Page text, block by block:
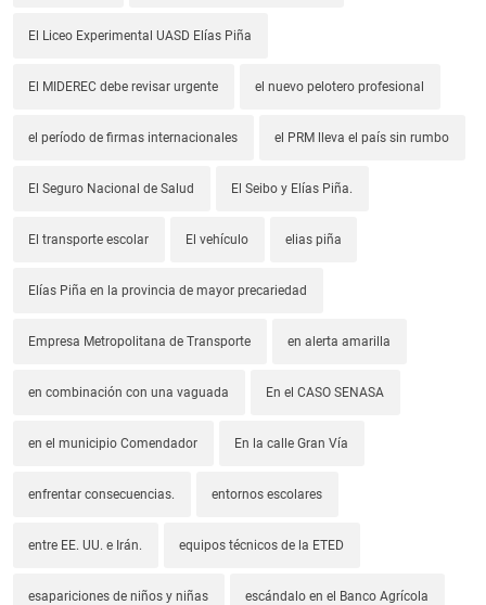
El Liceo Experimental UASD Elías Piña
El MIDEREC debe revisar urgente el nuevo pelotero profesional
el período de firmas internacionales el PRM lleva el país sin rumbo
El Seguro Nacional de Salud El Seibo y Elías Piña.
El transporte escolar El vehículo elias piña
Elías Piña en la provincia de mayor precariedad
Empresa Metropolitana de Transporte en alerta amarilla
en combinación con una vaguada En el CASO SENASA
en el municipio Comendador En la calle Gran Vía
enfrentar consecuencias. entornos escolares
entre EE. UU. e Irán. equipos técnicos de la ETED
esapariciones de niños y niñas escándalo en el Banco Agrícola